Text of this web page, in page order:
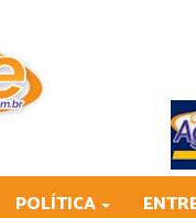
POLÍTICA